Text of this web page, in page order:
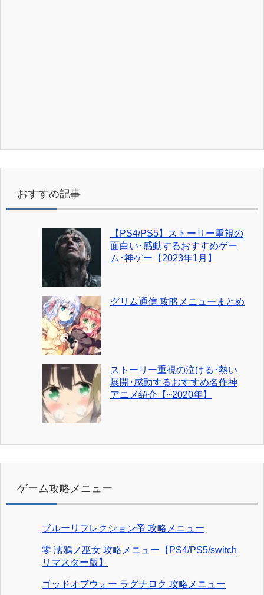
おすすめ記事
【PS4/PS5】ストーリー重視の
面白い･感動するおすすめゲー
ム･神ゲー【2023年1月】
グリム通信 攻略メニューまとめ
ストーリー重視の泣ける･熱い
展開･感動するおすすめ名作神
アニメ紹介【~2020年】
ゲーム攻略メニュー
ブルーリフレクション帝 攻略メニュー
零 濡鴉ノ巫女 攻略メニュー【PS4/PS5/switch
リマスター版】
ゴッドオブウォー ラグナロク 攻略メニュー